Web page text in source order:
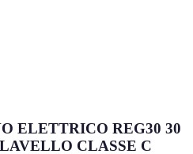
ELETTRICO REG30 30
CLASSE C